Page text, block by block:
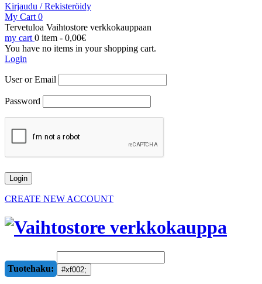
Kirjaudu / Rekisteröidy
My Cart 0
Tervetuloa Vaihtostore verkkokauppaan
my cart 0 item - 0,00€
You have no items in your shopping cart.
Login
User or Email
Password
CREATE NEW ACCOUNT
Tuotehaku: